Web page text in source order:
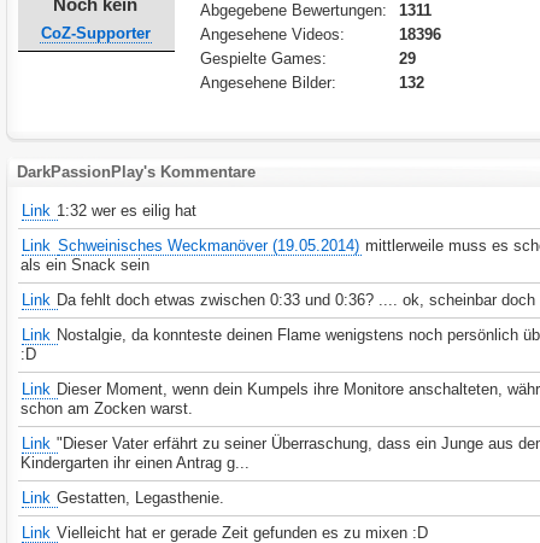
Noch kein
CoZ-Supporter
Abgegebene Bewertungen:
1311
Angesehene Videos:
18396
Gespielte Games:
29
Angesehene Bilder:
132
DarkPassionPlay's Kommentare
Link 1:32 wer es eilig hat
Link Schweinisches Weckmanöver (19.05.2014) mittlerweile muss es
als ein Snack sein
Link Da fehlt doch etwas zwischen 0:33 und 0:36? .... ok, scheinbar
Link Nostalgie, da konnteste deinen Flame wenigstens noch persönlich
:D
Link Dieser Moment, wenn dein Kumpels ihre Monitore anschalteten,
schon am Zocken warst.
Link "Dieser Vater erfährt zu seiner Überraschung, dass ein Junge aus
Kindergarten ihr einen Antrag g...
Link Gestatten, Legasthenie.
Link Vielleicht hat er gerade Zeit gefunden es zu mixen :D